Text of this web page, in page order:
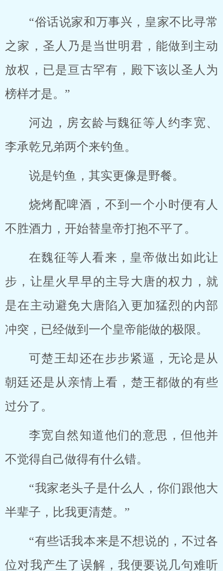
“俗话说家和万事兴，皇家不比寻常
之家，圣人乃是当世明君，能做到主动
放权，已是亘古罕有，殿下该以圣人为
榜样才是。”
河边，房玄龄与魏征等人约李宽、
李承乾兄弟两个来钓鱼。
说是钓鱼，其实更像是野餐。
烧烤配啤酒，不到一个小时便有人
不胜酒力，开始替皇帝打抱不平了。
在魏征等人看来，皇帝做出如此让
步，让星火早早的主导大唐的权力，就
是在主动避免大唐陷入更加猛烈的内部
冲突，已经做到一个皇帝能做的极限。
可楚王却还在步步紧逼，无论是从
朝廷还是从亲情上看，楚王都做的有些
过分了。
李宽自然知道他们的意思，但他并
不觉得自己做得有什么错。
“我家老头子是什么人，你们跟他大
半辈子，比我更清楚。”
“有些话我本来是不想说的，不过各
位对我产生了误解，我便要说几句难听